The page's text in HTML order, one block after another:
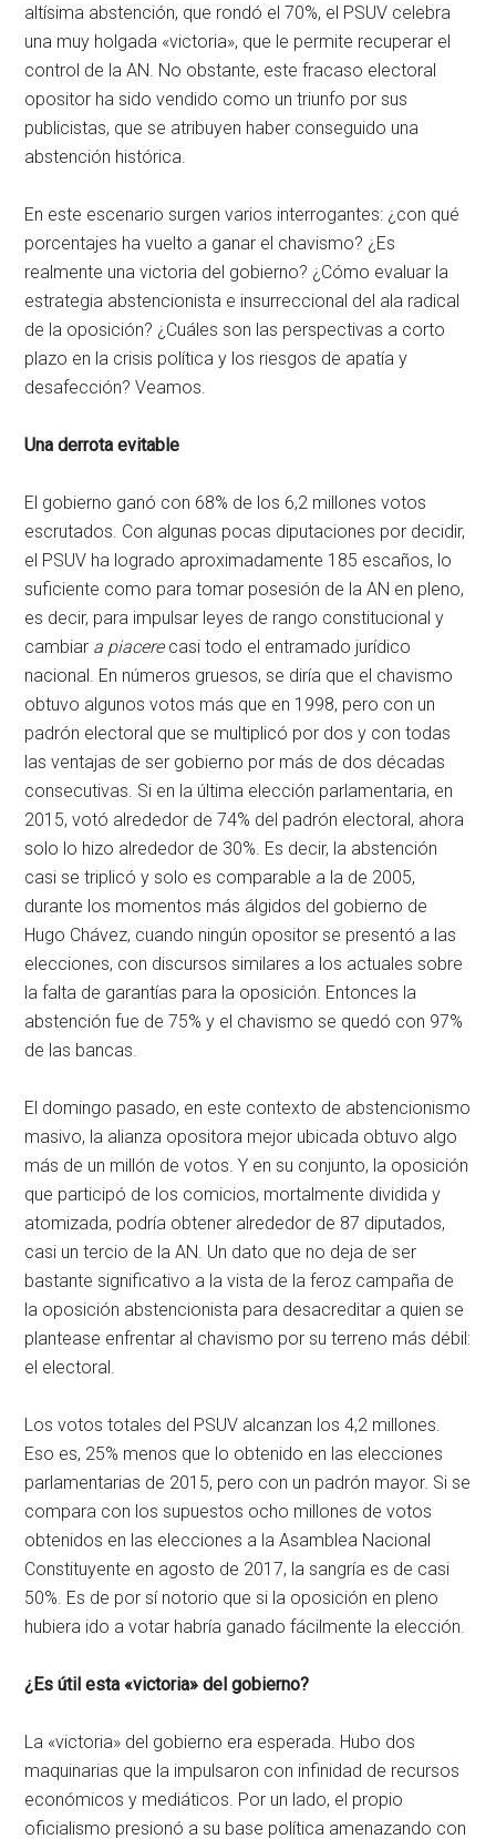
altísima abstención, que rondó el 70%, el PSUV celebra
una muy holgada «victoria», que le permite recuperar el
control de la AN. No obstante, este fracaso electoral
opositor ha sido vendido como un triunfo por sus
publicistas, que se atribuyen haber conseguido una
abstención histórica.
En este escenario surgen varios interrogantes: ¿con qué
porcentajes ha vuelto a ganar el chavismo? ¿Es
realmente una victoria del gobierno? ¿Cómo evaluar la
estrategia abstencionista e insurreccional del ala radical
de la oposición? ¿Cuáles son las perspectivas a corto
plazo en la crisis política y los riesgos de apatía y
desafección? Veamos.
Una derrota evitable
El gobierno ganó con 68% de los 6,2 millones votos
escrutados. Con algunas pocas diputaciones por decidir,
el PSUV ha logrado aproximadamente 185 escaños, lo
suficiente como para tomar posesión de la AN en pleno,
es decir, para impulsar leyes de rango constitucional y
cambiar a piacere casi todo el entramado jurídico
nacional. En números gruesos, se diría que el chavismo
obtuvo algunos votos más que en 1998, pero con un
padrón electoral que se multiplicó por dos y con todas
las ventajas de ser gobierno por más de dos décadas
consecutivas. Si en la última elección parlamentaria, en
2015, votó alrededor de 74% del padrón electoral, ahora
solo lo hizo alrededor de 30%. Es decir, la abstención
casi se triplicó y solo es comparable a la de 2005,
durante los momentos más álgidos del gobierno de
Hugo Chávez, cuando ningún opositor se presentó a las
elecciones, con discursos similares a los actuales sobre
la falta de garantías para la oposición. Entonces la
abstención fue de 75% y el chavismo se quedó con 97%
de las bancas.
El domingo pasado, en este contexto de abstencionismo
masivo, la alianza opositora mejor ubicada obtuvo algo
más de un millón de votos. Y en su conjunto, la oposición
que participó de los comicios, mortalmente dividida y
atomizada, podría obtener alrededor de 87 diputados,
casi un tercio de la AN. Un dato que no deja de ser
bastante significativo a la vista de la feroz campaña de
la oposición abstencionista para desacreditar a quien se
plantease enfrentar al chavismo por su terreno más débil:
el electoral.
Los votos totales del PSUV alcanzan los 4,2 millones.
Eso es, 25% menos que lo obtenido en las elecciones
parlamentarias de 2015, pero con un padrón mayor. Si se
compara con los supuestos ocho millones de votos
obtenidos en las elecciones a la Asamblea Nacional
Constituyente en agosto de 2017, la sangría es de casi
50%. Es de por sí notorio que si la oposición en pleno
hubiera ido a votar habría ganado fácilmente la elección.
¿Es útil esta «victoria» del gobierno?
La «victoria» del gobierno era esperada. Hubo dos
maquinarias que la impulsaron con infinidad de recursos
económicos y mediáticos. Por un lado, el propio
oficialismo presionó a su base política amenazando con